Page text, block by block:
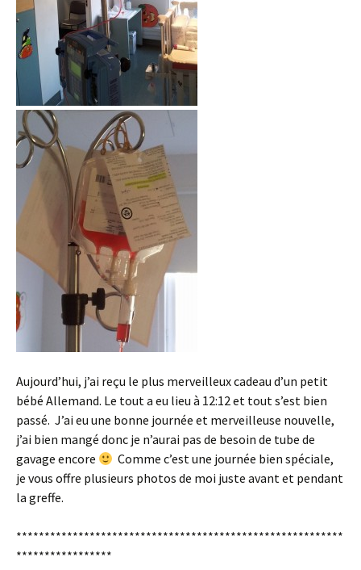
Aujourd’hui, j’ai reçu le plus merveilleux cadeau d’un petit
bébé Allemand. Le tout a eu lieu à 12:12 et tout s’est bien
passé. J’ai eu une bonne journée et merveilleuse nouvelle,
j’ai bien mangé donc je n’aurai pas de besoin de tube de
gavage encore
Comme c’est une journée bien spéciale,
je vous offre plusieurs photos de moi juste avant et pendant
la greffe.
**********************************************************
*****************